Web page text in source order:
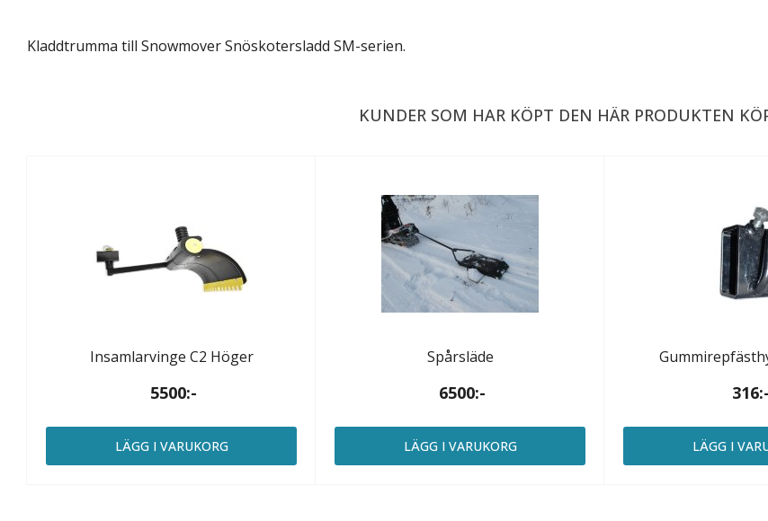
Kladdtrumma till Snowmover Snöskotersladd SM-serien.
KUNDER SOM HAR KÖPT DEN HÄR PRODUKTEN
Insamlarvinge C2 Höger
5500:-
LÄGG I VARUKORG
Spårsläde
6500:-
LÄGG I VARUKORG
316:-
LÄGG I